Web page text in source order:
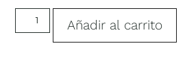
Añadir al carrito